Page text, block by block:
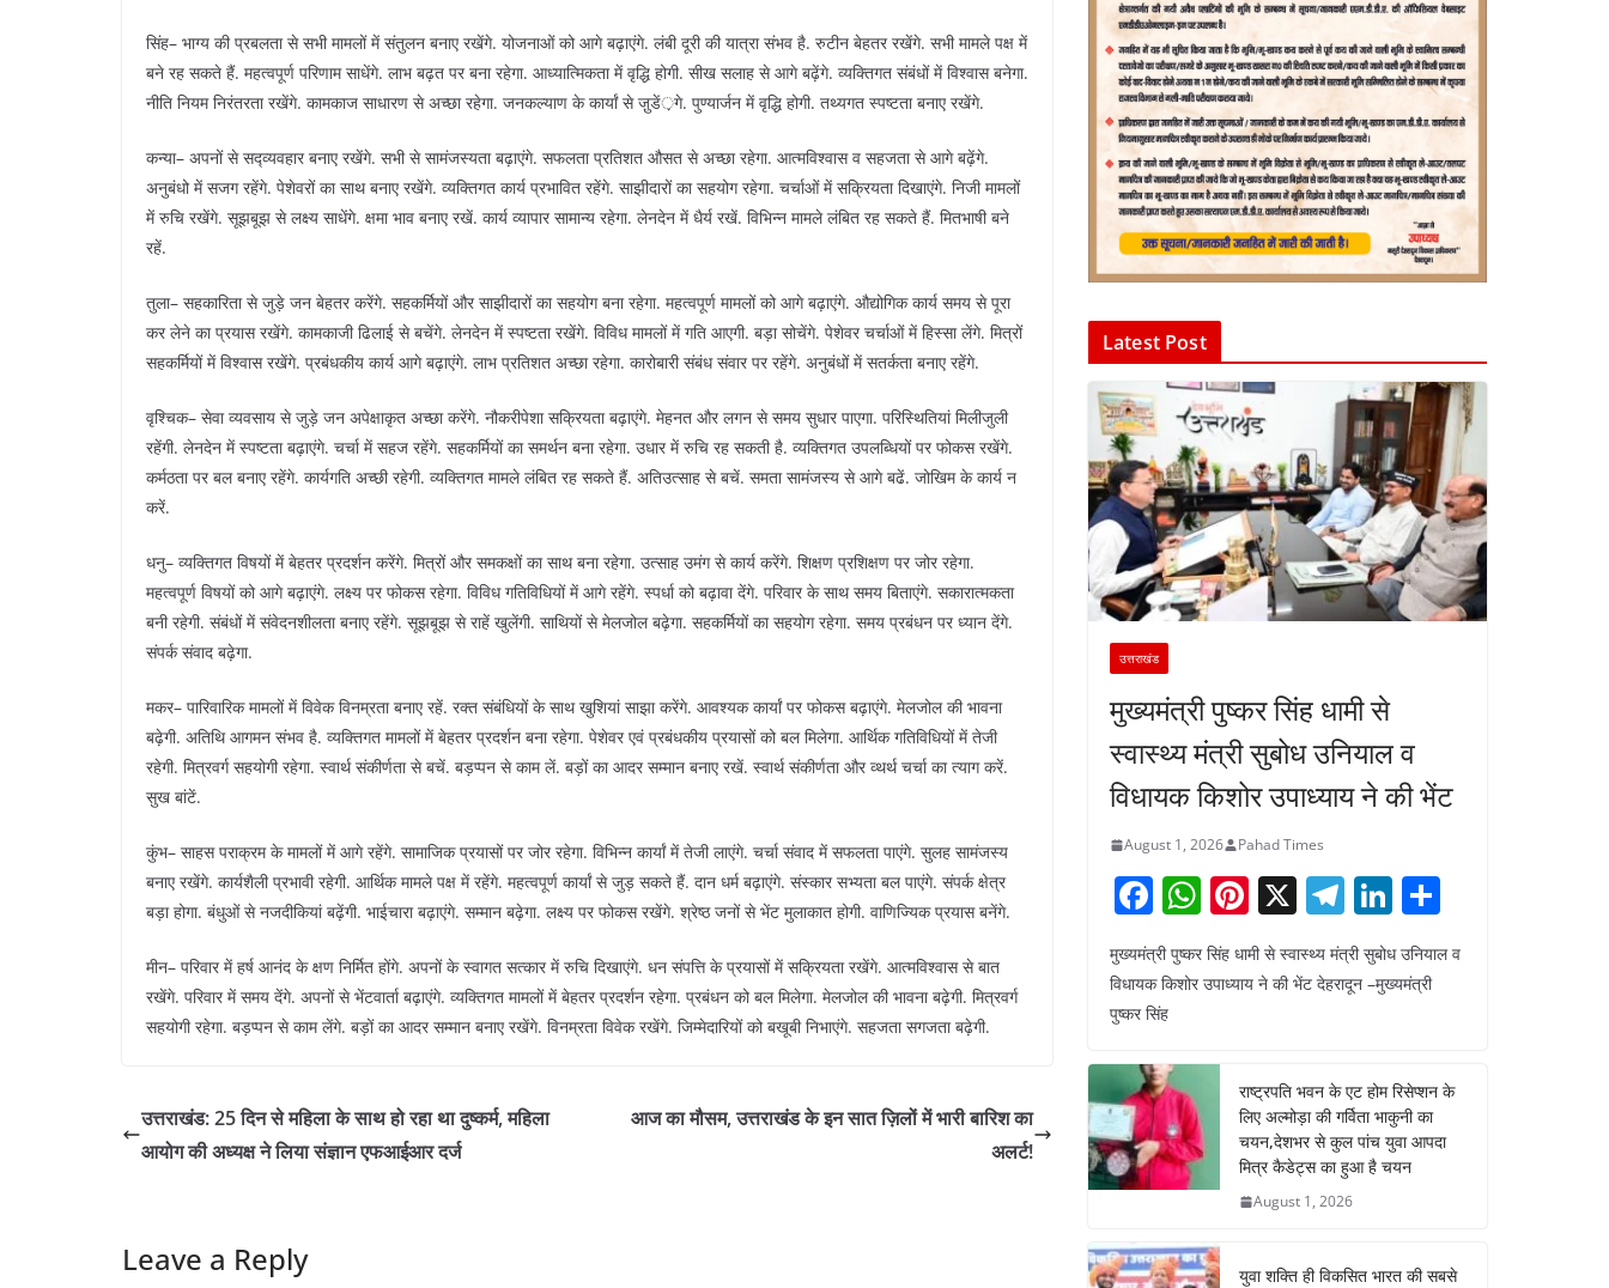
सिंह– भाग्य की प्रबलता से सभी मामलों में संतुलन बनाए रखेंगे. योजनाओं को आगे बढ़ाएंगे. लंबी दूरी की यात्रा संभव है. रुटीन बेहतर रखेंगे. सभी मामले पक्ष में
बने रह सकते हैं. महत्वपूर्ण परिणाम साधेंगे. लाभ बढ़त पर बना रहेगा. आध्यात्मिकता में वृद्धि होगी. सीख सलाह से आगे बढ़ेंगे. व्यक्तिगत संबंधों में विश्वास बनेगा.
नीति नियम निरंतरता रखेंगे. कामकाज साधारण से अच्छा रहेगा. जनकल्याण के कार्यां से जु़डें़गे. पुण्यार्जन में वृद्धि होगी. तथ्यगत स्पष्टता बनाए रखेंगे.
कन्या– अपनों से सद्व्यवहार बनाए रखेंगे. सभी से सामंजस्यता बढ़ाएंगे. सफलता प्रतिशत औसत से अच्छा रहेगा. आत्मविश्वास व सहजता से आगे बढ़ेंगे.
अनुबंधो में सजग रहेंगे. पेशेवरों का साथ बनाए रखेंगे. व्यक्तिगत कार्य प्रभावित रहेंगे. साझीदारों का सहयोग रहेगा. चर्चाओं में सक्रियता दिखाएंगे. निजी मामलों
में रुचि रखेंगे. सूझबूझ से लक्ष्य साधेंगे. क्षमा भाव बनाए रखें. कार्य व्यापार सामान्य रहेगा. लेनदेन में धैर्य रखें. विभिन्न मामले लंबित रह सकते हैं. मितभाषी बने
रहें.
तुला– सहकारिता से जुड़े जन बेहतर करेंगे. सहकर्मियों और साझीदारों का सहयोग बना रहेगा. महत्वपूर्ण मामलों को आगे बढ़ाएंगे. औद्योगिक कार्य समय से पूरा
कर लेने का प्रयास रखेंगे. कामकाजी ढिलाई से बचेंगे. लेनदेन में स्पष्टता रखेंगे. विविध मामलों में गति आएगी. बड़ा सोचेंगे. पेशेवर चर्चाओं में हिस्सा लेंगे. मित्रों
सहकर्मियों में विश्वास रखेंगे. प्रबंधकीय कार्य आगे बढ़ाएंगे. लाभ प्रतिशत अच्छा रहेगा. कारोबारी संबंध संवार पर रहेंगे. अनुबंधों में सतर्कता बनाए रहेंगे.
वृश्चिक– सेवा व्यवसाय से जुड़े जन अपेक्षाकृत अच्छा करेंगे. नौकरीपेशा सक्रियता बढ़ाएंगे. मेहनत और लगन से समय सुधार पाएगा. परिस्थितियां मिलीजुली
रहेंगी. लेनदेन में स्पष्टता बढ़ाएंगे. चर्चा में सहज रहेंगे. सहकर्मियों का समर्थन बना रहेगा. उधार में रुचि रह सकती है. व्यक्तिगत उपलब्धियों पर फोकस रखेंगे.
कर्मठता पर बल बनाए रहेंगे. कार्यगति अच्छी रहेगी. व्यक्तिगत मामले लंबित रह सकते हैं. अतिउत्साह से बचें. समता सामंजस्य से आगे बढें. जोखिम के कार्य न
करें.
धनु– व्यक्तिगत विषयों में बेहतर प्रदर्शन करेंगे. मित्रों और समकक्षों का साथ बना रहेगा. उत्साह उमंग से कार्य करेंगे. शिक्षण प्रशिक्षण पर जोर रहेगा.
महत्वपूर्ण विषयों को आगे बढ़ाएंगे. लक्ष्य पर फोकस रहेगा. विविध गतिविधियों में आगे रहेंगे. स्पर्धा को बढ़ावा देंगे. परिवार के साथ समय बिताएंगे. सकारात्मकता
बनी रहेगी. संबंधों में संवेदनशीलता बनाए रहेंगे. सूझबूझ से राहें खुलेंगी. साथियों से मेलजोल बढ़ेगा. सहकर्मियों का सहयोग रहेगा. समय प्रबंधन पर ध्यान देंगे.
संपर्क संवाद बढ़ेगा.
मकर– पारिवारिक मामलों में विवेक विनम्रता बनाए रहें. रक्त संबंधियों के साथ खुशियां साझा करेंगे. आवश्यक कार्यां पर फोकस बढ़ाएंगे. मेलजोल की भावना
बढ़ेगी. अतिथि आगमन संभव है. व्यक्तिगत मामलों में बेहतर प्रदर्शन बना रहेगा. पेशेवर एवं प्रबंधकीय प्रयासों को बल मिलेगा. आर्थिक गतिविधियों में तेजी
रहेगी. मित्रवर्ग सहयोगी रहेगा. स्वार्थ संकीर्णता से बचें. बड़प्पन से काम लें. बड़ों का आदर सम्मान बनाए रखें. स्वार्थ संकीर्णता और व्थर्थ चर्चा का त्याग करें.
सुख बांटें.
कुंभ– साहस पराक्रम के मामलों में आगे रहेंगे. सामाजिक प्रयासों पर जोर रहेगा. विभिन्न कार्यां में तेजी लाएंगे. चर्चा संवाद में सफलता पाएंगे. सुलह सामंजस्य
बनाए रखेंगे. कार्यशैली प्रभावी रहेगी. आर्थिक मामले पक्ष में रहेंगे. महत्वपूर्ण कार्यां से जुड़ सकते हैं. दान धर्म बढ़ाएंगे. संस्कार सभ्यता बल पाएंगे. संपर्क क्षेत्र
बड़ा होगा. बंधुओं से नजदीकियां बढ़ेंगी. भाईचारा बढ़ाएंगे. सम्मान बढ़ेगा. लक्ष्य पर फोकस रखेंगे. श्रेष्ठ जनों से भेंट मुलाकात होगी. वाणिज्यिक प्रयास बनेंगे.
मीन– परिवार में हर्ष आनंद के क्षण निर्मित होंगे. अपनों के स्वागत सत्कार में रुचि दिखाएंगे. धन संपत्ति के प्रयासों में सक्रियता रखेंगे. आत्मविश्वास से बात
रखेंगे. परिवार में समय देंगे. अपनों से भेंटवार्ता बढ़ाएंगे. व्यक्तिगत मामलों में बेहतर प्रदर्शन रहेगा. प्रबंधन को बल मिलेगा. मेलजोल की भावना बढ़ेगी. मित्रवर्ग
सहयोगी रहेगा. बड़प्पन से काम लेंगे. बड़ों का आदर सम्मान बनाए रखेंगे. विनम्रता विवेक रखेंगे. जिम्मेदारियों को बखूबी निभाएंगे. सहजता सगजता बढ़ेगी.
उत्तराखंड: 25 दिन से महिला के साथ हो रहा था दुष्कर्म, महिला
आयोग की अध्यक्ष ने लिया संज्ञान एफआईआर दर्ज
आज का मौसम, उत्तराखंड के इन सात ज़िलों में भारी बारिश का
अलर्ट!
Leave a Reply
Latest Post
उत्तराखंड
मुख्यमंत्री पुष्कर सिंह धामी से
स्वास्थ्य मंत्री सुबोध उनियाल व
विधायक किशोर उपाध्याय ने की भेंट
August 1, 2026 Pahad Times
F
a
c
e
o
o
k
W
h
at
p
Pi
nt
er
X T
el
e
gr
m
Li
n
k
n
ar
मुख्यमंत्री पुष्कर सिंह धामी से स्वास्थ्य मंत्री सुबोध उनियाल व
विधायक किशोर उपाध्याय ने की भेंट देहरादून –मुख्यमंत्री
पुष्कर सिंह
राष्ट्रपति भवन के एट होम रिसेप्शन के
लिए अल्मोड़ा की गर्विता भाकुनी का
चयन,देशभर से कुल पांच युवा आपदा
मित्र कैडेट्स का हुआ है चयन
August 1, 2026
युवा शक्ति ही विकसित भारत की सबसे